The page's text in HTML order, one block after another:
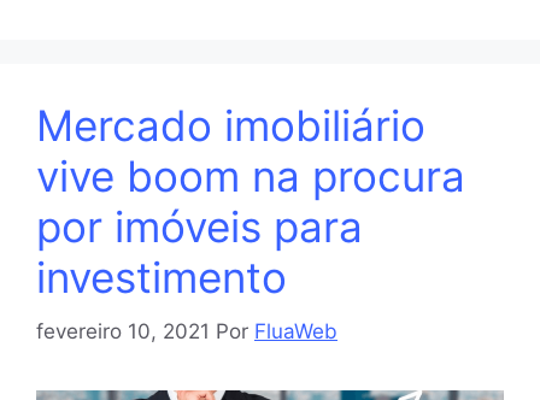
Mercado imobiliário
vive boom na procura
por imóveis para
investimento
fevereiro 10, 2021 Por FluaWeb